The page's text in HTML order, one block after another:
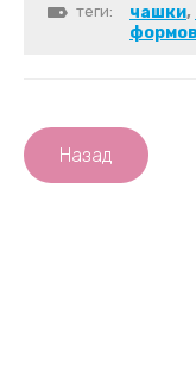
теги: чашки,
Назад